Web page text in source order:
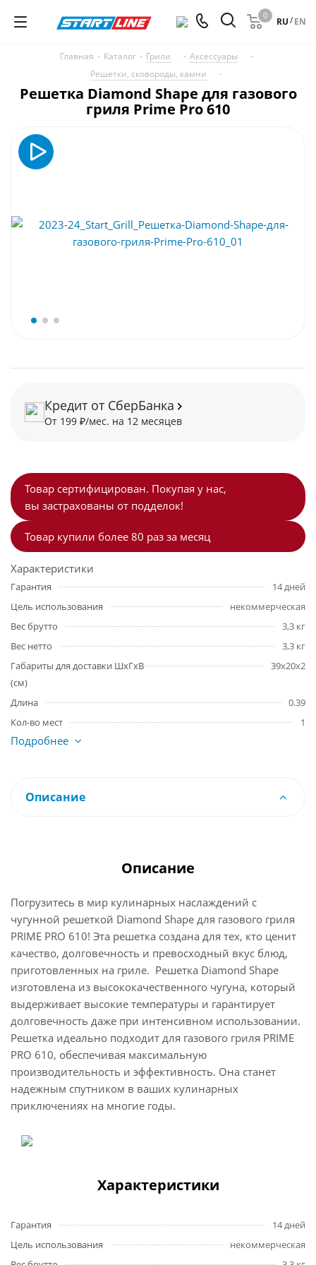
0
RU/EN
Главная - Каталог - Грили - Аксессуары
-
Решетки, сковороды, камни
-
Решетка Diamond Shape для газового
гриля Prime Pro 610
Товар сертифицирован. Покупая у нас,
вы застрахованы от подделок!
Товар купили более 80 раз за месяц
Характеристики
Гарантия
14 дней
Цель использования
некоммерческая
Вес брутто
3,3 кг
Вес нетто
3,3 кг
Габариты для доставки ШхГхВ
(см)
39x20x2
Длина
0.39
Кол-во мест
1
Подробнее
Кредит от СберБанка
От 199 ₽/мес. на 12 месяцев
Описание
Описание
Погрузитесь в мир кулинарных наслаждений с
чугунной решеткой Diamond Shape для газового гриля
PRIME PRO 610! Эта решетка создана для тех, кто ценит
качество, долговечность и превосходный вкус блюд,
приготовленных на гриле. Решетка Diamond Shape
изготовлена из высококачественного чугуна, который
выдерживает высокие температуры и гарантирует
долговечность даже при интенсивном использовании.
Решетка идеально подходит для газового гриля PRIME
PRO 610, обеспечивая максимальную
производительность и эффективность. Она станет
надежным спутником в ваших кулинарных
приключениях на многие годы.
Характеристики
Гарантия
14 дней
Цель использования
некоммерческая